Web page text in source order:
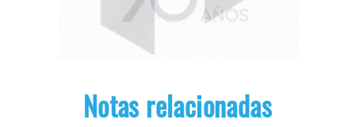
Notas relacionadas